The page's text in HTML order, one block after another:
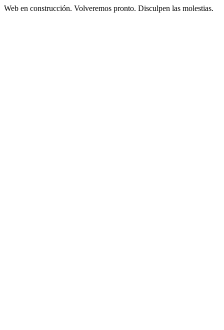
Web en construcción. Volveremos pronto. Disculpen las molestias.